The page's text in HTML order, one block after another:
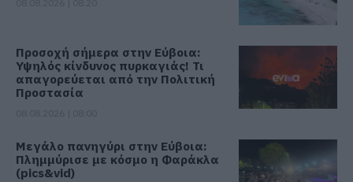
Προσοχή σήμερα στην Εύβοια:
Υψηλός κίνδυνος πυρκαγιάς! Τι
απαγορεύεται από την Πολιτική
Προστασία
Μεγάλο πανηγύρι στην Εύβοια:
Πλημμύρισε με κόσμο η Φαράκλα
(pics&vid)